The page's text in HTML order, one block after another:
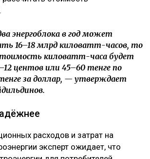
энергоблока в год может
16–18 млрд киловатт-часов, то
киловатт-часа будет
центов или 45–60 тенге по
за доллар, — утверждает
расходов и затрат на
эксперт ожидает, что